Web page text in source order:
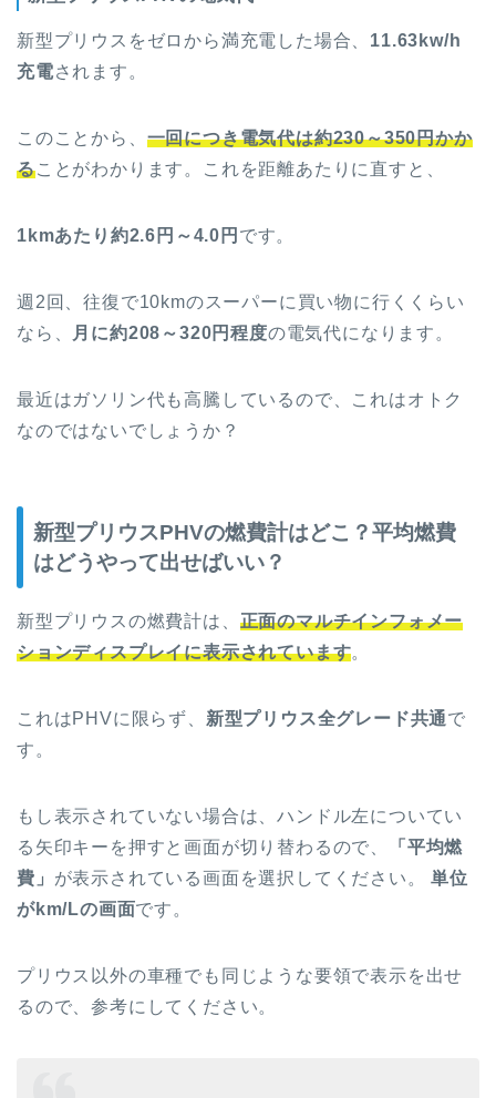
新型プリウスをゼロから満充電した場合、 11.63kw/h
充電されます。
このことから、 一回につき電気代は約230～350円かか
ることがわかります。これを距離あたりに直すと、
1kmあたり約2.6円～4.0円 です。
週2回、往復で10kmのスーパーに買い物に行くくらい
なら、
月に約208～320円程度の電気代になります。
最近はガソリン代も高騰しているので、これはオトク
なのではないでしょうか？
新型プリウスPHVの燃費計はどこ？平均燃費
はどうやって出せばいい？
新型プリウスの燃費計は、 正面のマルチインフォメー
ションディスプレイに表示されています。
これはPHVに限らず、 新型プリウス全グレード共通で
す。
もし表示されていない場合は、ハンドル左についてい
る矢印キーを押すと画面が切り替わるので、
「平均燃
費」 が表示されている画面を選択してください。単位
がkm/Lの画面です。
プリウス以外の車種でも同じような要領で表示を出せ
るので、参考にしてください。